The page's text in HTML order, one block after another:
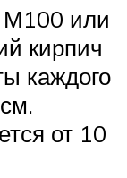
М100 или
кирпич
каждого
от 10